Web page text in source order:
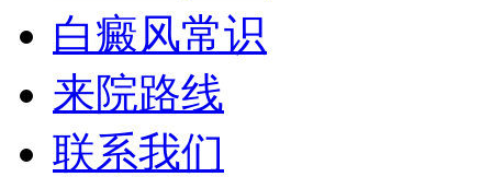
白癜风常识
来院路线
联系我们